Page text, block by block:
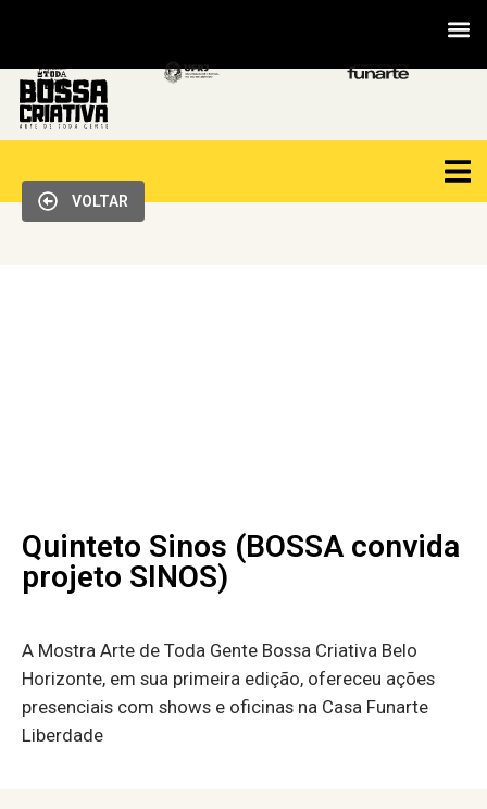
VOLTAR
Quinteto Sinos (BOSSA convida
projeto SINOS)
A Mostra Arte de Toda Gente Bossa Criativa Belo
Horizonte, em sua primeira edição, ofereceu ações
presenciais com shows e oficinas na Casa Funarte
Liberdade